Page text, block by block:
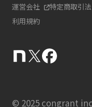
運営会社 特定商取引
利用規約
© 2025 congrant